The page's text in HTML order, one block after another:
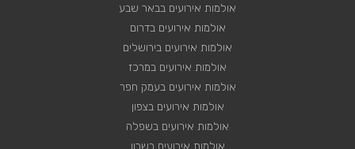
אולמות אירועים בבאר שבע
אולמות אירועים בדרום
אולמות אירועים בירושלים
אולמות אירועים במרכז
אולמות אירועים בעמק חפר
אולמות אירועים בצפון
אולמות אירועים בשפלה
אולמות אירועים בשרון